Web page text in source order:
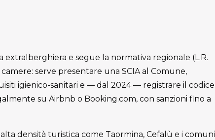
extralberghiera e segue la normativa regionale (L.R.
serve presentare una SCIA al Comune,
igienico-sanitari e — dal 2024 — registrare il codice
su Airbnb o Booking.com, con sanzioni fino a
densità turistica come Taormina, Cefalù e i comuni